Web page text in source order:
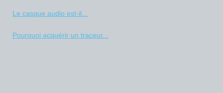
Le casque audio est-il...
Pourquoi acquérir un traceur...